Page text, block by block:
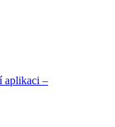
aplikaci –